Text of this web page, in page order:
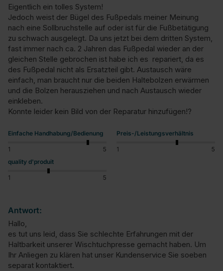
Eigentlich ein tolles System!
Jedoch weist der Bügel des Fußpedals meiner Meinung
nach eine Sollbruchstelle auf oder ist für die Fußbetätigung
zu schwach ausgelegt. Da uns jetzt bei dem dritten System,
fast immer nach ca. 2 Jahren das Fußpedal wieder an der
gleichen Stelle gebrochen ist habe ich es  repariert, da es
des Fußpedal nicht als Ersatzteil gibt. Austausch wäre
einfach, man braucht nur die beiden Haltebolzen erwärmen
und die Bolzen herausziehen und nach Austausch wieder
einkleben.
Konnte leider kein Bild von der Reparatur hinzufügen!?
Einfache Handhabung/Bedienung
1 5
Preis-/Leistungsverhältnis
1
5
quality d'produit
1 5
Antwort:
Hallo,
es tut uns leid, dass Sie schlechte Erfahrungen mit der
Haltbarkeit unserer Wischtuchpresse gemacht haben. Um
Ihr Anliegen zu klären hat unser Kundenservice Sie soeben
separat kontaktiert.